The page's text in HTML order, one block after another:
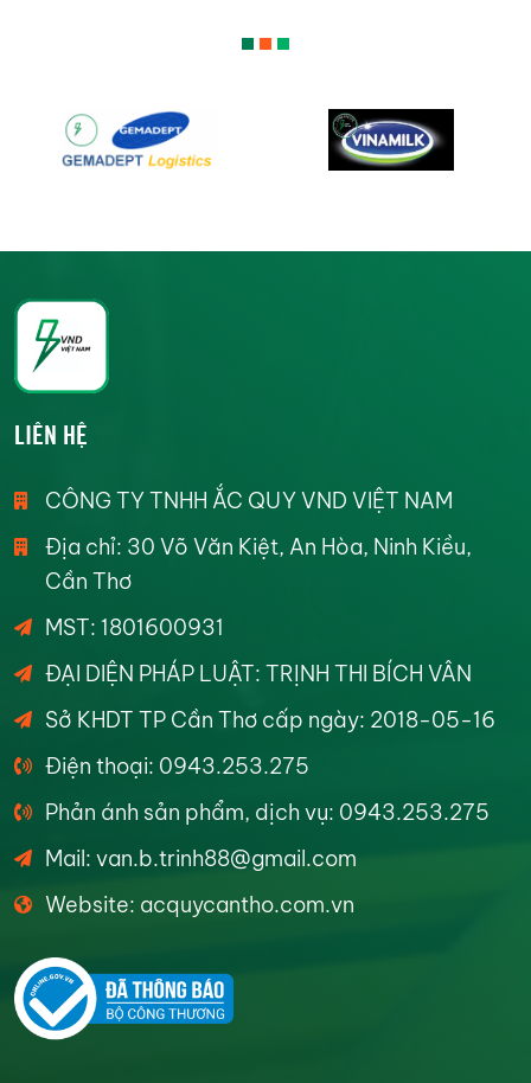
LIÊN HỆ
CÔNG TY TNHH ẮC QUY VND VIỆT NAM
Địa chỉ: 30 Võ Văn Kiệt, An Hòa, Ninh Kiều,
Cần Thơ
MST: 1801600931
ĐẠI DIỆN PHÁP LUẬT: TRỊNH THI BÍCH VÂN
Sở KHDT TP Cần Thơ cấp ngày: 2018-05-16
Điện thoại: 0943.253.275
Phản ánh sản phẩm, dịch vụ: 0943.253.275
Mail: van.b.trinh88@gmail.com
Website: acquycantho.com.vn